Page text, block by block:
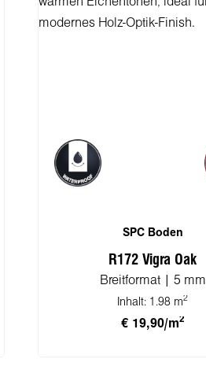
SPC Boden
R172 Vigra Oak
Breitformat | 5 mm
Inhalt: 1.98 m2
€ 19,90/m2